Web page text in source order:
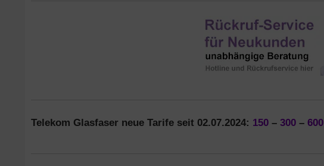
Telekom Glasfaser neue Tarife seit 02.07.2024: 150 – 300 – 600